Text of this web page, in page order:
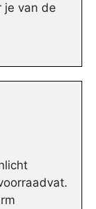
je van de